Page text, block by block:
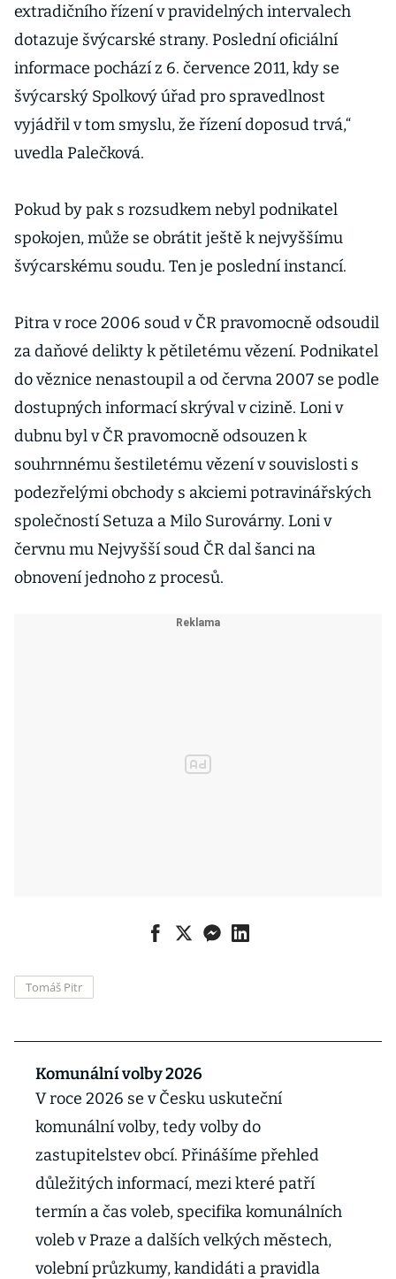
extradičního řízení v pravidelných intervalech
dotazuje švýcarské strany. Poslední oficiální
informace pochází z 6. července 2011, kdy se
švýcarský Spolkový úřad pro spravedlnost
vyjádřil v tom smyslu, že řízení doposud trvá,“
uvedla Palečková.
Pokud by pak s rozsudkem nebyl podnikatel
spokojen, může se obrátit ještě k nejvyššímu
švýcarskému soudu. Ten je poslední instancí.
Pitra v roce 2006 soud v ČR pravomocně odsoudil
za daňové delikty k pětiletému vězení. Podnikatel
do věznice nenastoupil a od června 2007 se podle
dostupných informací skrýval v cizině. Loni v
dubnu byl v ČR pravomocně odsouzen k
souhrnnému šestiletému vězení v souvislosti s
podezřelými obchody s akciemi potravinářských
společností Setuza a Milo Surovárny. Loni v
červnu mu Nejvyšší soud ČR dal šanci na
obnovení jednoho z procesů.
Tomáš Pitr
Komunální volby 2026
V roce 2026 se v Česku uskuteční
komunální volby, tedy volby do
zastupitelstev obcí. Přinášíme přehled
důležitých informací, mezi které patří
termín a čas voleb, specifika komunálních
voleb v Praze a dalších velkých městech,
volební průzkumy, kandidáti a pravidla